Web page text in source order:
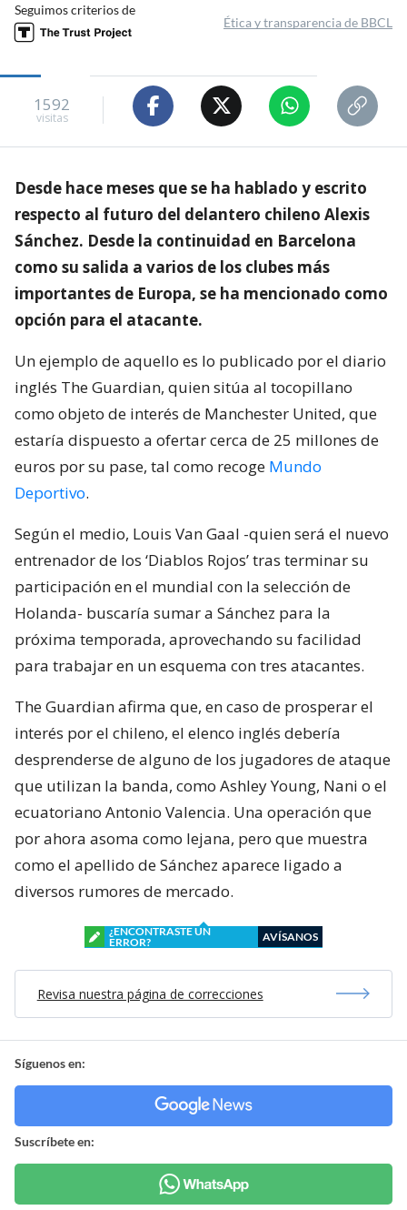
Seguimos criterios de
Ética y transparencia de BBCL
1592
visitas
Desde hace meses que se ha hablado y escrito
respecto al futuro del delantero chileno Alexis
Sánchez. Desde la continuidad en Barcelona
como su salida a varios de los clubes más
importantes de Europa, se ha mencionado como
opción para el atacante.
Un ejemplo de aquello es lo publicado por el diario
inglés The Guardian, quien sitúa al tocopillano
como objeto de interés de Manchester United, que
estaría dispuesto a ofertar cerca de 25 millones de
euros por su pase, tal como recoge Mundo
Deportivo.
Según el medio, Louis Van Gaal -quien será el nuevo
entrenador de los ‘Diablos Rojos’ tras terminar su
participación en el mundial con la selección de
Holanda- buscaría sumar a Sánchez para la
próxima temporada, aprovechando su facilidad
para trabajar en un esquema con tres atacantes.
The Guardian afirma que, en caso de prosperar el
interés por el chileno, el elenco inglés debería
desprenderse de alguno de los jugadores de ataque
que utilizan la banda, como Ashley Young, Nani o el
ecuatoriano Antonio Valencia. Una operación que
por ahora asoma como lejana, pero que muestra
como el apellido de Sánchez aparece ligado a
diversos rumores de mercado.
¿ENCONTRASTE UN
ERROR?
AVÍSANOS
Revisa nuestra página de correcciones
Síguenos en:
Suscríbete en: